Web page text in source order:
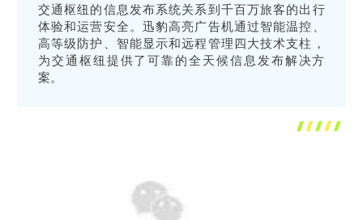
交通枢纽的信息发布系统关系到千百万旅客的出行
体验和运营安全。迅豹高亮广告机通过智能温控、
高等级防护、智能显示和远程管理四大技术支柱，
为交通枢纽提供了可靠的全天候信息发布解决方
案。